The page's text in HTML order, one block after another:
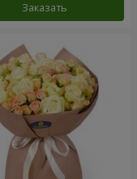
Заказать